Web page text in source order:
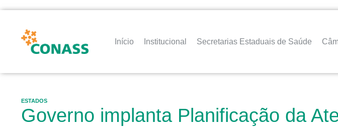
Início Institucional Secretarias Estaduais de Saúde
ESTADOS
Governo implanta Planificação da